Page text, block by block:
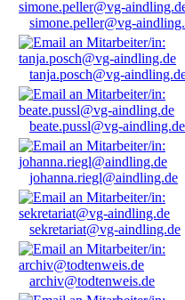
simone.peller@vg-
tanja.posch@vg-
beate.pussl@vg-aindling.de
johanna.riegl@aindling.de
sekretariat@vg-aindling.de
archiv@todtenweis.de